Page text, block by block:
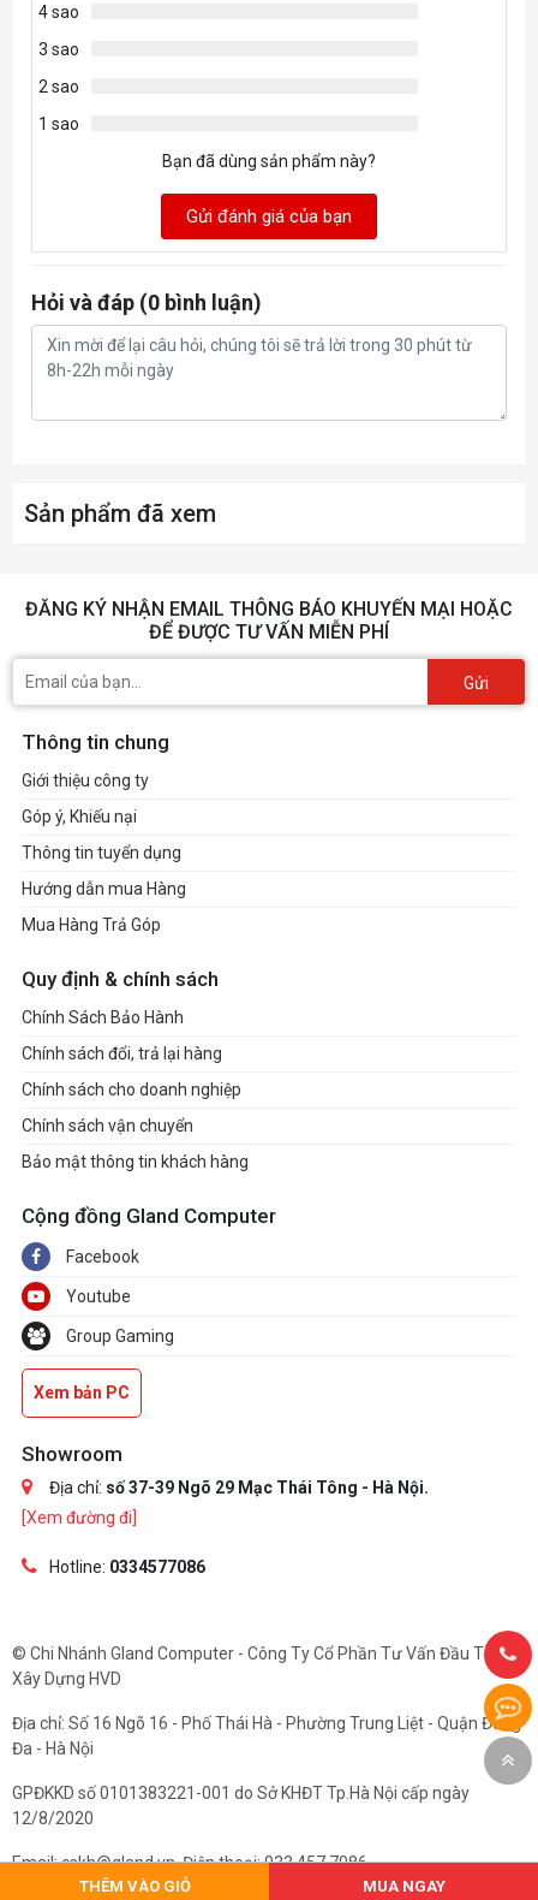
4 sao
3 sao
2 sao
1 sao
Bạn đã dùng sản phẩm này?
Gửi đánh giá của bạn
Hỏi và đáp (0 bình luận)
Sản phẩm đã xem
THÊM VÀO GIỎ MUA NGAY
ĐĂNG KÝ NHẬN EMAIL THÔNG BÁO KHUYẾN MẠI HOẶC
ĐỂ ĐƯỢC TƯ VẤN MIỄN PHÍ
Gửi
Thông tin chung
Giới thiệu công ty
Góp ý, Khiếu nại
Thông tin tuyển dụng
Hướng dẫn mua Hàng
Mua Hàng Trả Góp
Quy định & chính sách
Chính Sách Bảo Hành
Chính sách đổi, trả lại hàng
Chính sách cho doanh nghiệp
Chính sách vận chuyển
Bảo mật thông tin khách hàng
Cộng đồng Gland Computer
Facebook
Youtube
Group Gaming
Xem bản PC
Showroom
Địa chỉ: số 37-39 Ngõ 29 Mạc Thái Tông - Hà Nội.
[Xem đường đi]
Hotline: 0334577086
© Chi Nhánh Gland Computer - Công Ty Cổ Phần Tư Vấn Đầu Tư Và
Xây Dựng HVD
Địa chỉ: Số 16 Ngõ 16 - Phố Thái Hà - Phường Trung Liệt - Quận Đống
Đa - Hà Nội
GPĐKKD số 0101383221-001 do Sở KHĐT Tp.Hà Nội cấp ngày
12/8/2020
Email: cskh@gland.vn. Điện thoại: 033.457.7086